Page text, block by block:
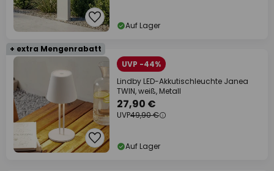
Auf Lager
+ extra Mengenrabatt
UVP -44%
Lindby LED-Akkutischleuchte Janea
TWIN, weiß, Metall
27,90 €
UVP49,90 €
Auf Lager